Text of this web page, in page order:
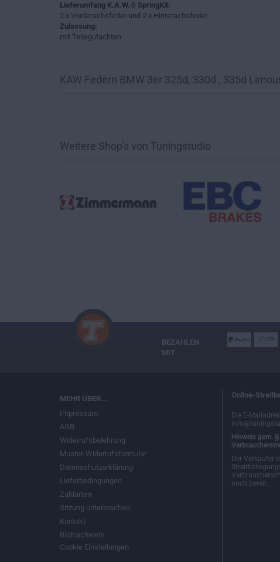
Lieferumfang K.A.W.® SpringKit:
2 x Vorderachsfeder und 2 x Hinterachsfeder
Zulassung:
mit Teilegutachten
KAW Federn BMW 3er 325d, 330d , 335d
Weitere Shop's von Tuningstudio
BEZAHLEN
MIT
MEHR ÜBER...
Impressum
AGB
Widerrufsbelehrung
Muster-Widerrufsformular
Datenschutzerklärung
Lieferbedingungen
Zahlarten
Sitzung unterbrochen
Kontakt
Bildnachweis
Cookie Einstellungen
Online-
Die E-
Hinweis gem.
Der Verkäufer
noch bereit.